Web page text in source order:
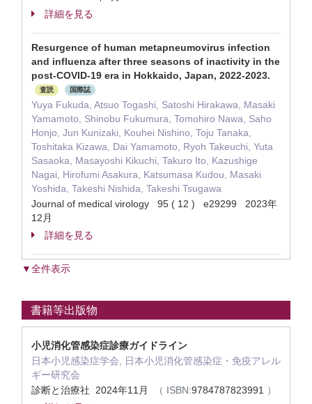
詳細を見る
Resurgence of human metapneumovirus infection
and influenza after three seasons of inactivity in the
post-COVID-19 era in Hokkaido, Japan, 2022-2023.
査読 国際誌
Yuya Fukuda, Atsuo Togashi, Satoshi Hirakawa, Masaki
Yamamoto, Shinobu Fukumura, Tomohiro Nawa, Saho
Honjo, Jun Kunizaki, Kouhei Nishino, Toju Tanaka,
Toshitaka Kizawa, Dai Yamamoto, Ryoh Takeuchi, Yuta
Sasaoka, Masayoshi Kikuchi, Takuro Ito, Kazushige
Nagai, Hirofumi Asakura, Katsumasa Kudou, Masaki
Yoshida, Takeshi Nishida, Takeshi Tsugawa
Journal of medical virology 95 ( 12 ) e29299 2023年
12月
詳細を見る
▼全件表示
書籍等出版物
小児消化管感染症診療ガイドライン
日本小児感染症学会, 日本小児消化管感染症・免疫アレル
ギー研究会
診断と治療社 2024年11月
（ ISBN:9784787823991 ）